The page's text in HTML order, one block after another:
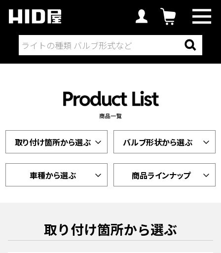
取り付け箇所から選ぶ バルブ形状から選ぶ
車種から選ぶ 商品ラインナップ
取り付け箇所から選ぶ